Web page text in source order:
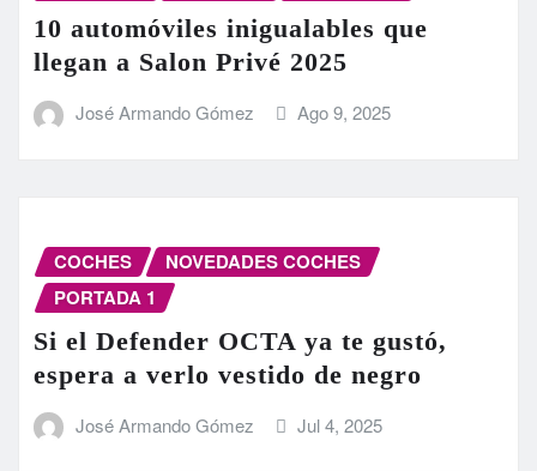
10 automóviles inigualables que
llegan a Salon Privé 2025
José Armando Gómez Ago 9, 2025
COCHES
NOVEDADES COCHES
PORTADA 1
Si el Defender OCTA ya te gustó,
espera a verlo vestido de negro
José Armando Gómez Jul 4, 2025